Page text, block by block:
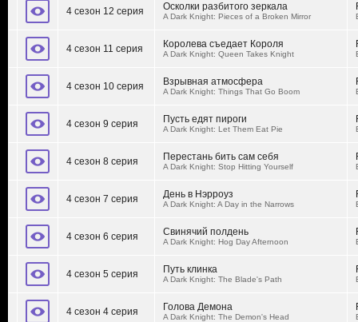
4 сезон 12 серия Осколки разбитого зеркала
A Dark Knight: Pieces of a Broken Mirror
4 сезон 11 серия Королева съедает Короля
A Dark Knight: Queen Takes Knight
4 сезон 10 серия Взрывная атмосфера
A Dark Knight: Things That Go Boom
4 сезон 9 серия Пусть едят пироги
A Dark Knight: Let Them Eat Pie
4 сезон 8 серия Перестань бить сам себя
A Dark Knight: Stop Hitting Yourself
4 сезон 7 серия День в Нэрроуз
A Dark Knight: A Day in the Narrows
4 сезон 6 серия Свинячий полдень
A Dark Knight: Hog Day Afternoon
4 сезон 5 серия Путь клинка
A Dark Knight: The Blade's Path
4 сезон 4 серия Голова Демона
A Dark Knight: The Demon's Head